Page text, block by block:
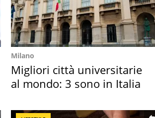
Milano
Migliori città universitarie
al mondo: 3 sono in Italia